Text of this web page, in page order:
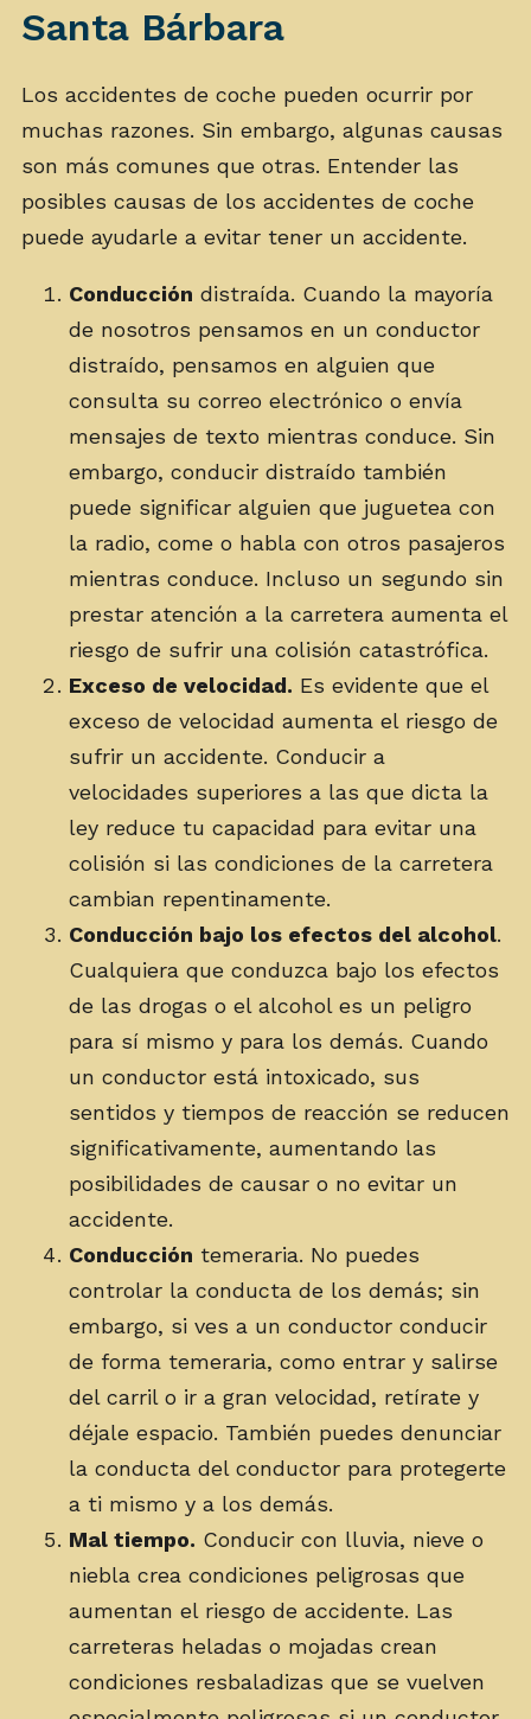
Santa Bárbara
Los accidentes de coche pueden ocurrir por
muchas razones. Sin embargo, algunas causas
son más comunes que otras. Entender las
posibles causas de los accidentes de coche
puede ayudarle a evitar tener un accidente.
Conducción distraída. Cuando la mayoría
de nosotros pensamos en un conductor
distraído, pensamos en alguien que
consulta su correo electrónico o envía
mensajes de texto mientras conduce. Sin
embargo, conducir distraído también
puede significar alguien que juguetea con
la radio, come o habla con otros pasajeros
mientras conduce. Incluso un segundo sin
prestar atención a la carretera aumenta el
riesgo de sufrir una colisión catastrófica.
Exceso de velocidad. Es evidente que el
exceso de velocidad aumenta el riesgo de
sufrir un accidente. Conducir a
velocidades superiores a las que dicta la
ley reduce tu capacidad para evitar una
colisión si las condiciones de la carretera
cambian repentinamente.
Conducción bajo los efectos del alcohol.
Cualquiera que conduzca bajo los efectos
de las drogas o el alcohol es un peligro
para sí mismo y para los demás. Cuando
un conductor está intoxicado, sus
sentidos y tiempos de reacción se reducen
significativamente, aumentando las
posibilidades de causar o no evitar un
accidente.
Conducción temeraria. No puedes
controlar la conducta de los demás; sin
embargo, si ves a un conductor conducir
de forma temeraria, como entrar y salirse
del carril o ir a gran velocidad, retírate y
déjale espacio. También puedes denunciar
la conducta del conductor para protegerte
a ti mismo y a los demás.
Mal tiempo. Conducir con lluvia, nieve o
niebla crea condiciones peligrosas que
aumentan el riesgo de accidente. Las
carreteras heladas o mojadas crean
condiciones resbaladizas que se vuelven